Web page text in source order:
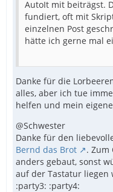
AutoIt mit beiträgst.
fundiert, oft mit
einzelnen Post
hätte ich gerne mal
Danke für die
alles, aber ich tue
helfen und mein
@Schwester
Danke für den
Bernd das Brot
. Zum
anders gebaut, sonst
auf der Tastatur liegen
:party3: :party4: